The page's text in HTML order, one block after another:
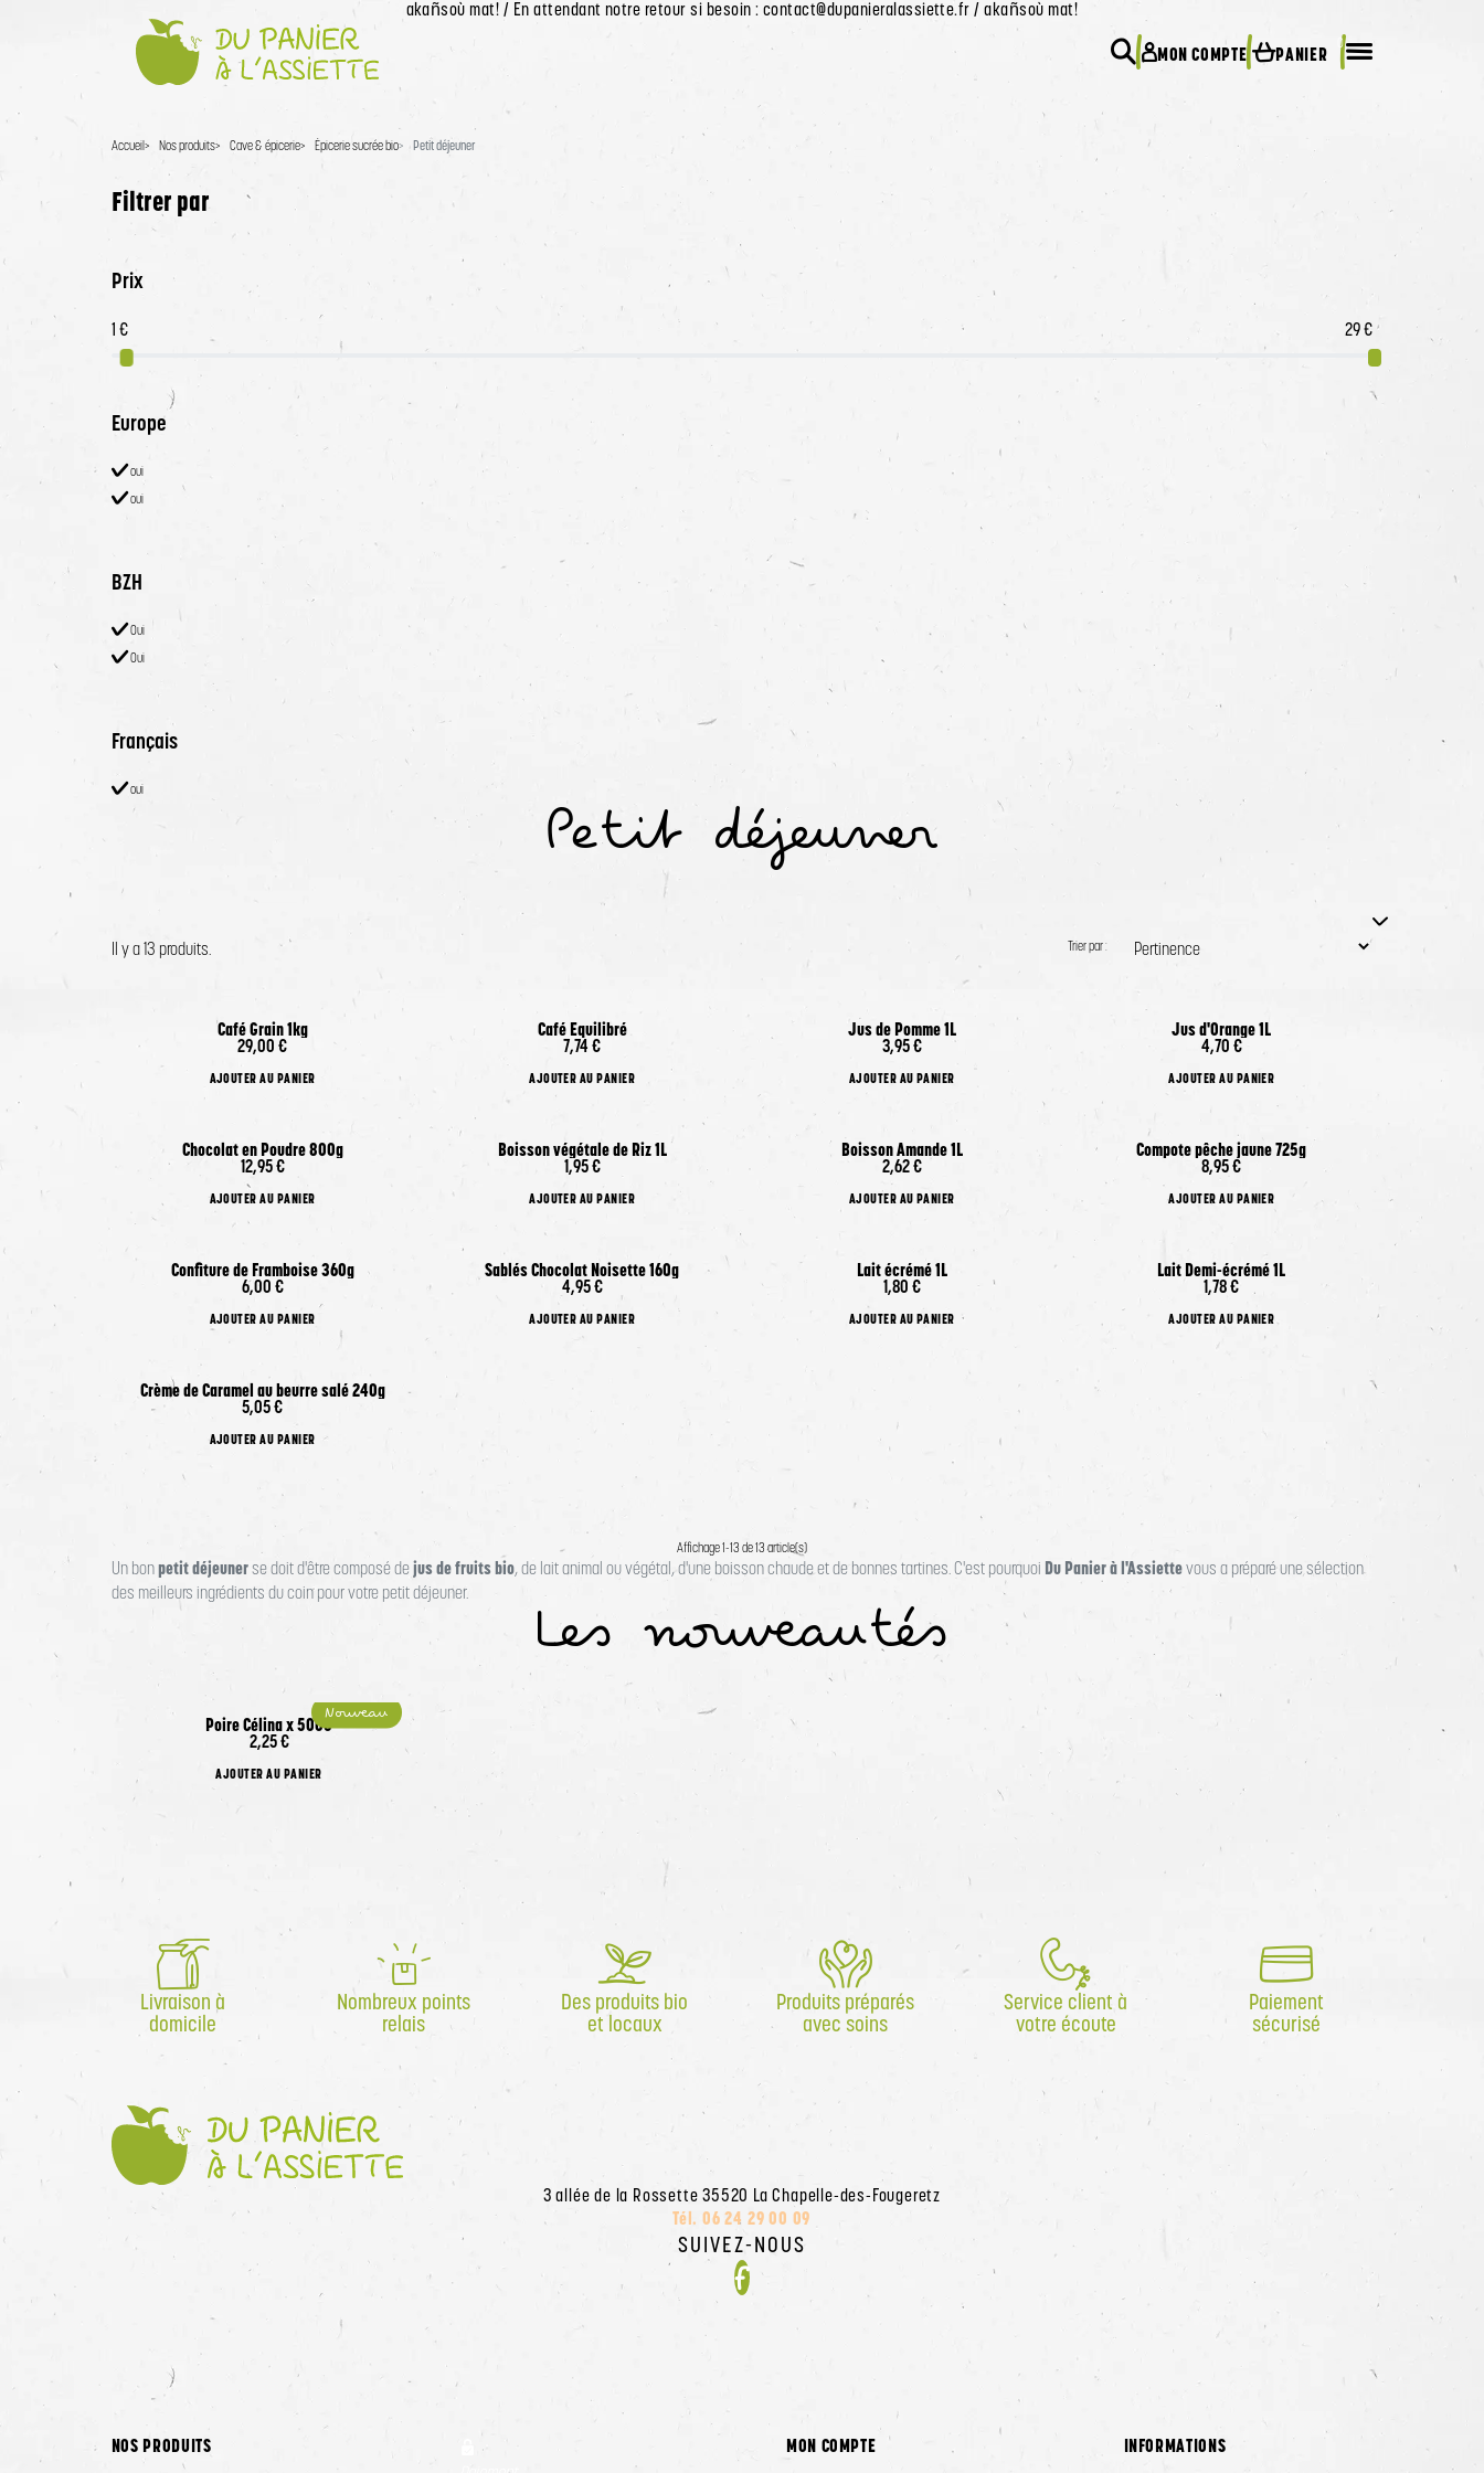
akañsoù mat! / En attendant notre retour si besoin : contact@dupanieralassiette.fr / akañsoù mat!
Accueil
MON COMPTE PANIER
0
Accueil Nos produits Cave & épicerie Épicerie sucrée bio Petit déjeuner
Filtrer par
Prix
Europe
oui
oui
BZH
Oui
Oui
Français
oui
Petit déjeuner
Il y a 13 produits. Trier par :
Café Grain 1kg
29,00 €
AJOUTER AU PANIER
Café Equilibré
7,74 €
AJOUTER AU PANIER
Jus de Pomme 1L
3,95 €
AJOUTER AU PANIER
Jus d'Orange 1L
4,70 €
AJOUTER AU PANIER
Chocolat en Poudre 800g
12,95 €
AJOUTER AU PANIER
Boisson végétale de Riz 1L
1,95 €
AJOUTER AU PANIER
Boisson Amande 1L
2,62 €
AJOUTER AU PANIER
Compote pêche jaune 725g
8,95 €
AJOUTER AU PANIER
Confiture de Framboise 360g
6,00 €
AJOUTER AU PANIER
Sablés Chocolat Noisette 160g
4,95 €
AJOUTER AU PANIER
Lait écrémé 1L
1,80 €
AJOUTER AU PANIER
Lait Demi-écrémé 1L
1,78 €
AJOUTER AU PANIER
Produit actuellement indisponible
Crème de Caramel au beurre salé 240g
5,05 €
AJOUTER AU PANIER
Affichage 1-13 de 13 article(s)
Un bonpetit déjeunerse doit d'être composé dejus de fruits bio, de lait animal ou végétal, d'une boisson chaude et de bonnes tartines. C'est pourquoi Du Panier à l'Assiettevous a préparé une sélection
des meilleurs ingrédients du coin pour votre petit déjeuner.
Les nouveautés
Nouveau
Produit actuellement indisponible
Poire Célina x 500G
2,25 €
AJOUTER AU PANIER
Livraison à
domicile
Nombreux points
relais
Des produits bio
et locaux
Produits préparés
avec soins
Service client à
votre écoute
Paiement
sécurisé
3 allée de la Rossette 35520 La Chapelle-des-Fougeretz
Tél. 06 24 29 00 09
SUIVEZ-NOUS
Facebook
NOS PRODUITS MON COMPTE INFORMATIONS